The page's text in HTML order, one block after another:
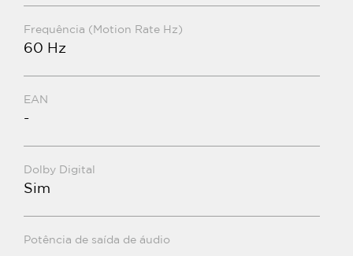
Frequência (Motion Rate Hz)
60 Hz
EAN
-
Dolby Digital
Sim
Potência de saída de áudio